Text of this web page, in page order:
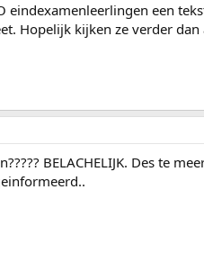
eindexamenleerlingen een
Hopelijk kijken ze verder
BELACHELIJK. Des te